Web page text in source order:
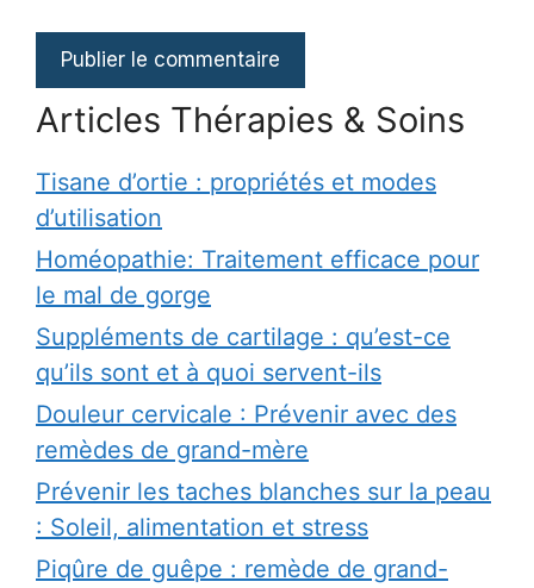
Articles Thérapies & Soins
Tisane d’ortie : propriétés et modes
d’utilisation
Homéopathie: Traitement efficace pour
le mal de gorge
Suppléments de cartilage : qu’est-ce
qu’ils sont et à quoi servent-ils
Douleur cervicale : Prévenir avec des
remèdes de grand-mère
Prévenir les taches blanches sur la peau
: Soleil, alimentation et stress
Piqûre de guêpe : remède de grand-